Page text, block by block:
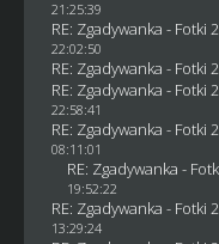
21:25:39
RE: Zgadywanka - Fotki
22:02:50
RE: Zgadywanka - Fotki
RE: Zgadywanka - Fotki
22:58:41
RE: Zgadywanka - Fotki
08:11:01
RE: Zgadywanka -
19:52:22
RE: Zgadywanka - Fotki
13:29:24